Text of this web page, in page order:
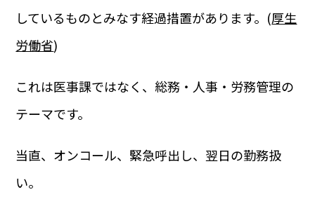
しているものとみなす経過措置があります。(厚生
労働省)
これは医事課ではなく、総務・人事・労務管理の
テーマです。
当直、オンコール、緊急呼出し、翌日の勤務扱
い。